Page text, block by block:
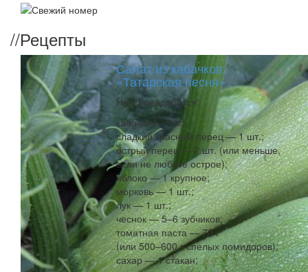
//Рецепты
Салат из кабачков
«Татарская песня»
Нам понадобится:
кабачки — 2 кг;
сладкий красный перец — 1 шт.;
острый перец — 2 шт. (или меньше,
если не любите острое);
яблоко — 1 крупное;
морковь — 1 шт.;
лук — 1 шт.;
чеснок — 5–6 зубчиков;
томатная паста — 70 г
(или 500–600 г спелых помидоров);
сахар — 1 стакан;